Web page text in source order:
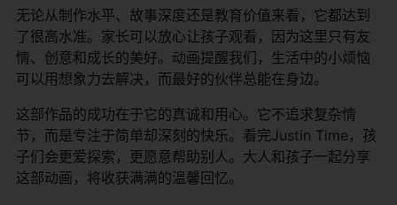
无论从制作水平、故事深度还是教育价值来看，它都达到
了很高水准。家长可以放心让孩子观看，因为这里只有友
情、创意和成长的美好。动画提醒我们，生活中的小烦恼
可以用想象力去解决，而最好的伙伴总能在身边。
这部作品的成功在于它的真诚和用心。它不追求复杂情
节，而是专注于简单却深刻的快乐。看完Justin Time，孩
子们会更爱探索，更愿意帮助别人。大人和孩子一起分享
这部动画，将收获满满的温馨回忆。